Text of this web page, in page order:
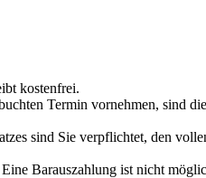
kostenfrei.
Termin vornehmen, sind
sind Sie verpflichtet, den
Barauszahlung ist nicht